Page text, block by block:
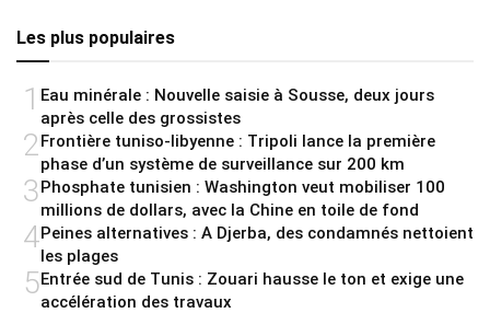
Les plus populaires
1 Eau minérale : Nouvelle saisie à Sousse, deux jours
après celle des grossistes
2 Frontière tuniso-libyenne : Tripoli lance la première
phase d’un système de surveillance sur 200 km
3Phosphate tunisien : Washington veut mobiliser 100
millions de dollars, avec la Chine en toile de fond
4Peines alternatives : A Djerba, des condamnés nettoient
les plages
5Entrée sud de Tunis : Zouari hausse le ton et exige une
accélération des travaux